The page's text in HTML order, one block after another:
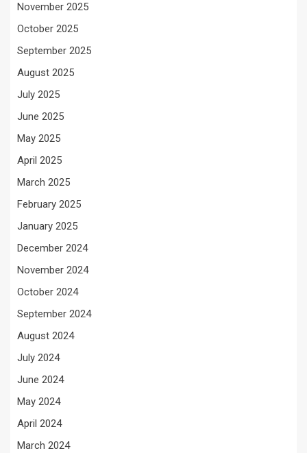
November 2025
October 2025
September 2025
August 2025
July 2025
June 2025
May 2025
April 2025
March 2025
February 2025
January 2025
December 2024
November 2024
October 2024
September 2024
August 2024
July 2024
June 2024
May 2024
April 2024
March 2024